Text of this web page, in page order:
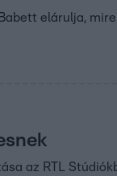
elárulja, mire
az RTL